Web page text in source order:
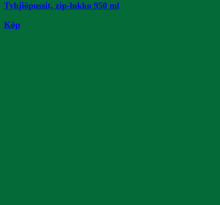
Tyhjiöpussit, zip-lukko 950 ml
Köp